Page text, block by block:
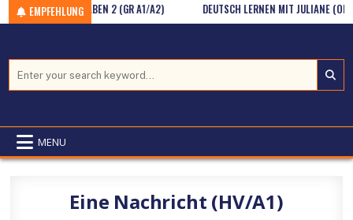
Skip to content
EMPFEHLUNG
– ZEITANGABEN 2 (GR A1/A2) DEUTSCH LERNEN MIT JULIANE
MENU
Eine Nachricht (HV/A1)